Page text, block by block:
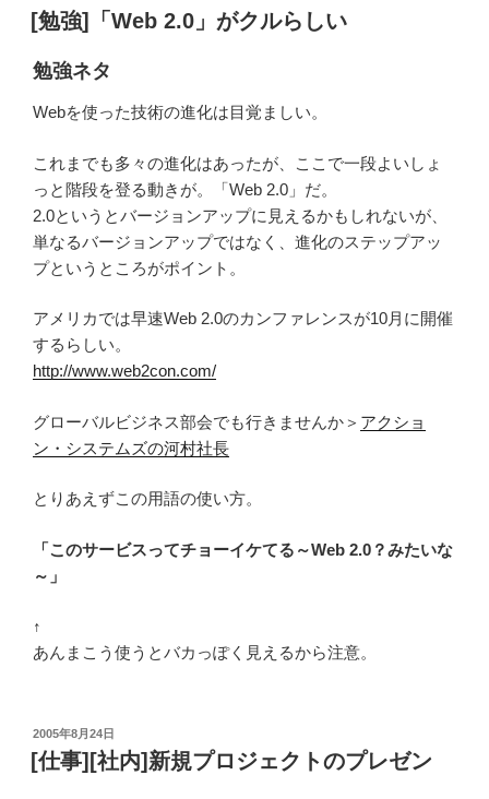
稿
日:
[勉強]「Web 2.0」がクルらしい
勉強ネタ
Webを使った技術の進化は目覚ましい。
これまでも多々の進化はあったが、ここで一段よいしょ
っと階段を登る動きが。「Web 2.0」だ。
2.0というとバージョンアップに見えるかもしれないが、
単なるバージョンアップではなく、進化のステップアッ
プというところがポイント。
アメリカでは早速Web 2.0のカンファレンスが10月に開催
するらしい。
http://www.web2con.com/
グローバルビジネス部会でも行きませんか＞ アクショ
ン・システムズの河村社長
とりあえずこの用語の使い方。
「このサービスってチョーイケてる～Web 2.0？みたいな
～」
↑
あんまこう使うとバカっぽく見えるから注意。
投
稿
日:
2005年8月24日
[仕事][社内]新規プロジェクトのプレゼン